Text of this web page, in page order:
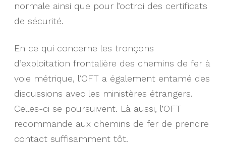
normale ainsi que pour l’octroi des certificats
de sécurité.
En ce qui concerne les tronçons
d’exploitation frontalière des chemins de fer à
voie métrique, l’OFT a également entamé des
discussions avec les ministères étrangers.
Celles-ci se poursuivent. Là aussi, l’OFT
recommande aux chemins de fer de prendre
contact suffisamment tôt.